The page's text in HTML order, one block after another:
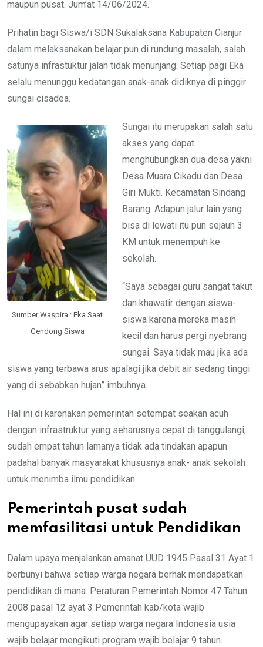
maupun pusat. Jum’at 14/06/2024.
Prihatin bagi Siswa/i SDN Sukalaksana Kabupaten Cianjur
dalam melaksanakan belajar pun di rundung masalah, salah
satunya infrastuktur jalan tidak menunjang. Setiap pagi Eka
selalu menunggu kedatangan anak-anak didiknya di pinggir
sungai cisadea.
Sumber Waspira : Eka Saat
Gendong Siswa
Sungai itu merupakan salah satu
akses yang dapat
menghubungkan dua desa yakni
Desa Muara Cikadu dan Desa
Giri Mukti. Kecamatan Sindang
Barang. Adapun jalur lain yang
bisa di lewati itu pun sejauh 3
KM untuk menempuh ke
sekolah.
“Saya sebagai guru sangat takut
dan khawatir dengan siswa-
siswa karena mereka masih
kecil dan harus pergi nyebrang
sungai. Saya tidak mau jika ada
siswa yang terbawa arus apalagi jika debit air sedang tinggi
yang di sebabkan hujan” imbuhnya.
Hal ini di karenakan pemerintah setempat seakan acuh
dengan infrastruktur yang seharusnya cepat di tanggulangi,
sudah empat tahun lamanya tidak ada tindakan apapun
padahal banyak masyarakat khususnya anak- anak sekolah
untuk menimba ilmu pendidikan.
Pemerintah pusat sudah
memfasilitasi untuk Pendidikan
Dalam upaya menjalankan amanat UUD 1945 Pasal 31 Ayat 1
berbunyi bahwa setiap warga negara berhak mendapatkan
pendidikan di mana. Peraturan Pemerintah Nomor 47 Tahun
2008 pasal 12 ayat 3 Pemerintah kab/kota wajib
mengupayakan agar setiap warga negara Indonesia usia
wajib belajar mengikuti program wajib belajar 9 tahun.